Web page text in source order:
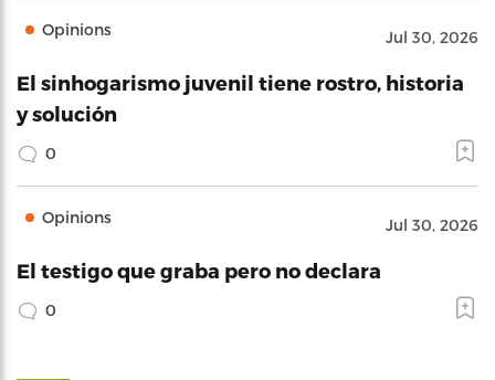
Opinions Jul 30, 2026
El sinhogarismo juvenil tiene rostro, historia
y solución
0
Opinions Jul 30, 2026
El testigo que graba pero no declara
0